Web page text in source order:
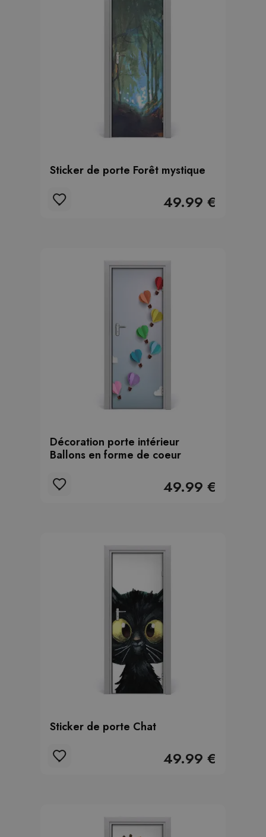
Sticker de porte Forêt mystique
49.99 €
Décoration porte intérieur
Ballons en forme de coeur
49.99 €
Sticker de porte Chat
49.99 €